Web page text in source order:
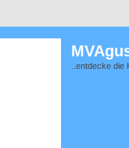
..entdecke die